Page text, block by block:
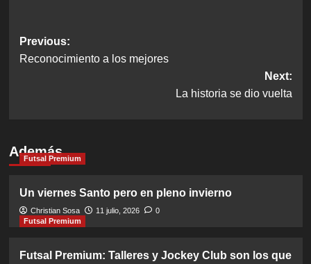
Post
navigation
Previous:
Reconocimiento a los mejores
Next:
La historia se dio vuelta
Además
Futsal Premium
Un viernes Santo pero en pleno invierno
Christian Sosa 11 julio, 2026
0
Futsal Premium
Futsal Premium: Talleres y Jockey Club son los que